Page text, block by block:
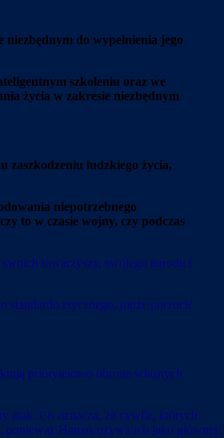
do wypełnienia jego
szkoleniu oraz we
życia w zakresie niezbędnym
zaszkodzeniu ludzkiego życia,
niepotrzebnego
to w czasie wojny, czy podczas
towarzyszy, swojego narodu i
standardu etycznego, może porzucić
priorytetowo obronę własnych
atak. Co oznacza, że cywile, których
Hamas używa ich jako głównej